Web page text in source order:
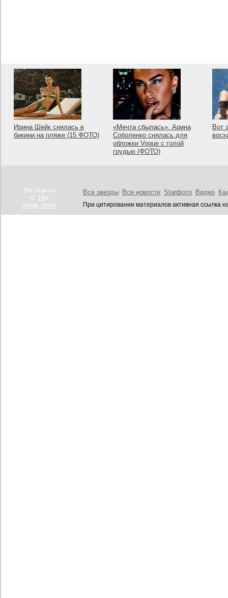
Ирина Шейк снялась в
бикини на пляже (15 ФОТО)
«Мечта сбылась». Арина
Соболенко снялась для
обложки Vogue с голой
грудью (ФОТО)
Вот
life-star.ru
© 18+
2008-2026
Все звезды Все новости Starфото Видео
При цитировании материалов активная ссылка